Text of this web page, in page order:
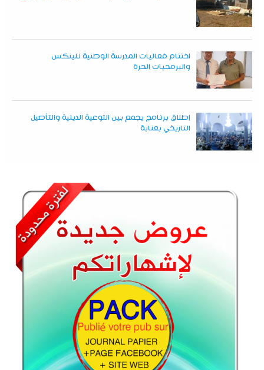
اختتام فعاليات المدرسة الوطنية للينكس
والبرمجيات الحرة
إطلاق برنامج يجمع بين التوعية الدينية والتأصيل
التاريخي بعنابة